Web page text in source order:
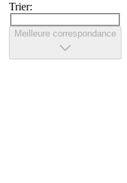
Trier:
Meilleure correspondance